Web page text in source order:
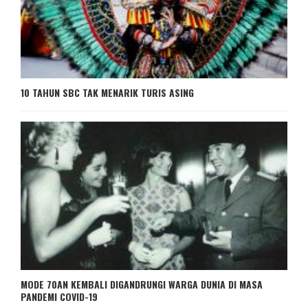
10 TAHUN SBC TAK MENARIK TURIS ASING
MODE 70AN KEMBALI DIGANDRUNGI WARGA DUNIA DI MASA
PANDEMI COVID-19